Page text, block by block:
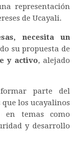
representación
de Ucayali.
necesita un
su propuesta de
y activo, alejado
parte del
los ucayalinos
en temas como
y desarrollo